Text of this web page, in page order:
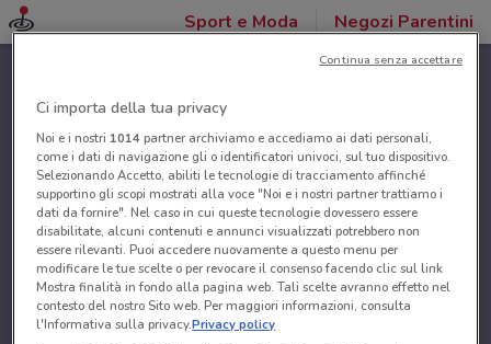
Sport e Moda Negozi Parentini
Ci importa della tua privacy
Noi e i nostri 1014partner archiviamo e accediamo ai dati personali,
come i dati di navigazione gli o identificatori univoci, sul tuo dispositivo.
Selezionando Accetto, abiliti le tecnologie di tracciamento affinché
supportino gli scopi mostrati alla voce "Noi e i nostri partner trattiamo i
dati da fornire". Nel caso in cui queste tecnologie dovessero essere
disabilitate, alcuni contenuti e annunci visualizzati potrebbero non
essere rilevanti. Puoi accedere nuovamente a questo menu per
modificare le tue scelte o per revocare il consenso facendo clic sul link
Mostra finalità in fondo alla pagina web. Tali scelte avranno effetto nel
contesto del nostro Sito web. Per maggiori informazioni, consulta
l'Informativa sulla privacy.Privacy policy
Continua senza accettare